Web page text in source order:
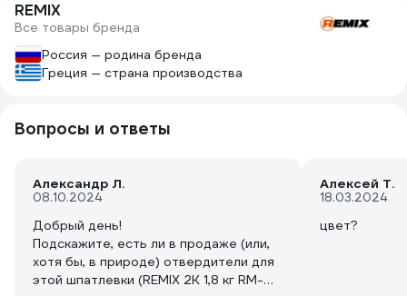
REMIX
Все товары бренда
Россия — родина бренда
Греция — страна производства
Вопросы и ответы
Александр Л.
08.10.2024
Добрый день!
Подскажите, есть ли в продаже (или,
хотя бы, в природе) отвердители для
этой шпатлевки (REMIX 2К 1,8 кг RM-
Алексей Т.
18.03.2024
цвет?